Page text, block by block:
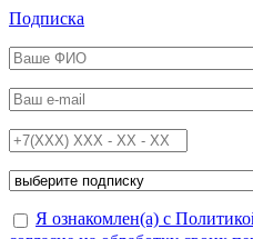
Перейти к основному
Подписка
ФИО*
Email*
Телефон*
Подписка на*
Обработка персональных
Я ознакомлен(а) с